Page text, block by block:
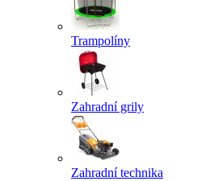
Trampolíny
Zahradní grily
Zahradní technika